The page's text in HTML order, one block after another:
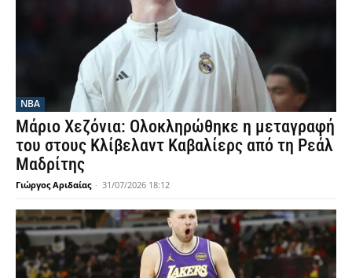
NBA
Μάριο Χεζόνια: Ολοκληρώθηκε η μεταγραφή
του στους Κλίβελαντ Καβαλίερς από τη Ρεάλ
Μαδρίτης
Γιώργος Αριδαίας - 31/07/2026 18:12